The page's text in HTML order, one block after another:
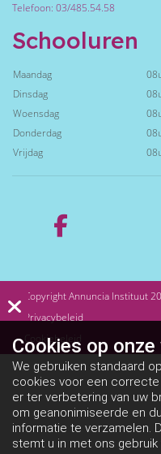
Telefoon: 03/485.54.58
Schooluren
Maandag
Dinsdag
Woensdag
Donderdag
Vrijdag
Copyright Annuncia Instituut
Privacybeleid
Cookiebeleid
Cookies op onze
We gebruiken standaard
cookies voor een correcte
er ter verbetering van uw
om geanonimiseerde en
informatie te verzamelen.
stemt u in met ons gebruik